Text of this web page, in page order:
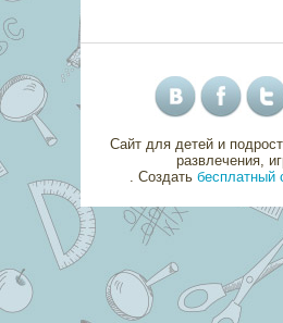
Сайт для детей и
развлечения,
Создать бесплатный